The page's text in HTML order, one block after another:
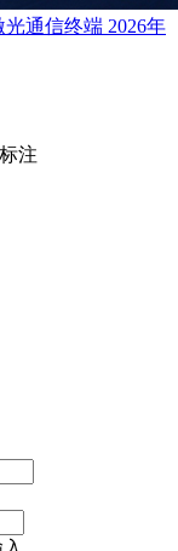
光通信终端 2026年
标注